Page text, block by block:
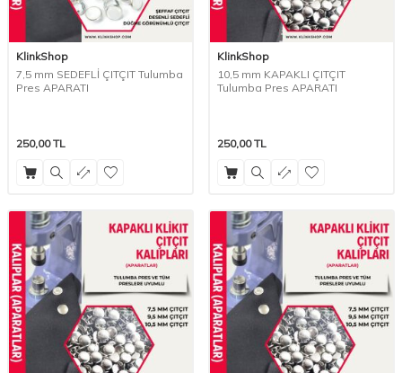
KlinkShop
7,5 mm SEDEFLİ ÇITÇIT Tulumba
Pres APARATI
250,00TL
KlinkShop
10,5 mm KAPAKLI ÇITÇIT
Tulumba Pres APARATI
250,00TL